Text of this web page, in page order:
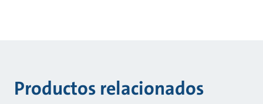
Productos relacionados